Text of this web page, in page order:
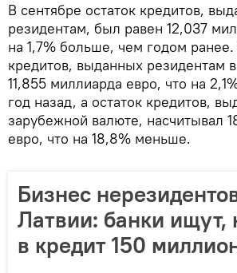
В сентябре остаток кредитов,
резидентам, был равен 12,037
на 1,7% больше, чем годом ранее.
кредитов, выданных резидентам
11,855 миллиарда евро, что на
год назад, а остаток кредитов,
зарубежной валюте, насчитывал
евро, что на 18,8% меньше.
Бизнес
Латвии: банки ищут,
в кредит 150